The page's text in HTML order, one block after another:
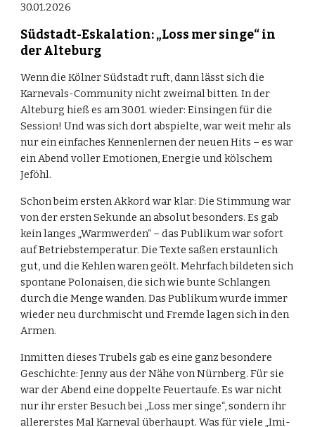
30.01.2026
Südstadt-Eskalation: „Loss mer singe“ in
der Alteburg
Wenn die Kölner Südstadt ruft, dann lässt sich die
Karnevals-Community nicht zweimal bitten. In der
Alteburg hieß es am 30.01. wieder: Einsingen für die
Session! Und was sich dort abspielte, war weit mehr als
nur ein einfaches Kennenlernen der neuen Hits – es war
ein Abend voller Emotionen, Energie und kölschem
Jeföhl.
Schon beim ersten Akkord war klar: Die Stimmung war
von der ersten Sekunde an absolut besonders. Es gab
kein langes „Warmwerden“ – das Publikum war sofort
auf Betriebstemperatur. Die Texte saßen erstaunlich
gut, und die Kehlen waren geölt. Mehrfach bildeten sich
spontane Polonaisen, die sich wie bunte Schlangen
durch die Menge wanden. Das Publikum wurde immer
wieder neu durchmischt und Fremde lagen sich in den
Armen.
Inmitten dieses Trubels gab es eine ganz besondere
Geschichte: Jenny aus der Nähe von Nürnberg. Für sie
war der Abend eine doppelte Feuertaufe. Es war nicht
nur ihr erster Besuch bei „Loss mer singe“, sondern ihr
allererstes Mal Karneval überhaupt. Was für viele „Imi-